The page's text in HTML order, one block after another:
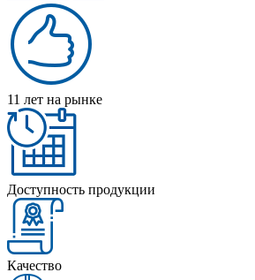
11 лет на рынке
Доступность продукции
Качество